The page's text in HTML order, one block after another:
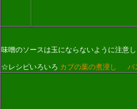
味噌のソースは玉にならないように注意し
☆レシピいろいろ カブの葉の煮浸し バ